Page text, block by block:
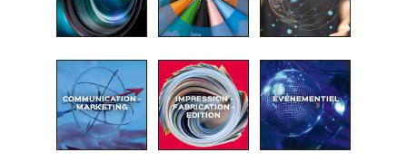
COMMUNICATION -
MARKETING
IMPRESSION -
FABRICATION -
EDITION
ÉVÉNEMENTIEL